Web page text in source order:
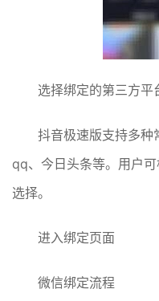
选择绑定的第三方平
抖音极速版支持多种
qq、今日头条等。用户
选择。
进入绑定页面
微信绑定流程